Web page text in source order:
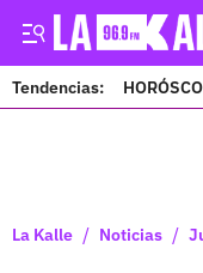
Tendencias:
La Kalle / Noticias /